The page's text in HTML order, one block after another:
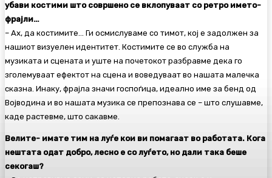
убави костими што совршено се вклопуваат со ретро името-
фрајли…
– Ах, да костимите… Ги осмислуваме со тимот, кој е задолжен за
нашиот визуелен идентитет. Костимите се во служба на
музиката и сцената и уште на почетокот разбравме дека го
зголемуваат ефектот на сцена и воведуваат во нашата малечка
сказна. Инаку, фрајла значи госпоѓица, идеално име за бенд од
Војводина и во нашата музика се препознава се – што слушавме,
каде растевме, што сакавме.
Велите- имате тим на луѓе кои ви помагаат во работата. Кога
нештата одат добро, лесно е со луѓето, но дали така беше
секогаш?